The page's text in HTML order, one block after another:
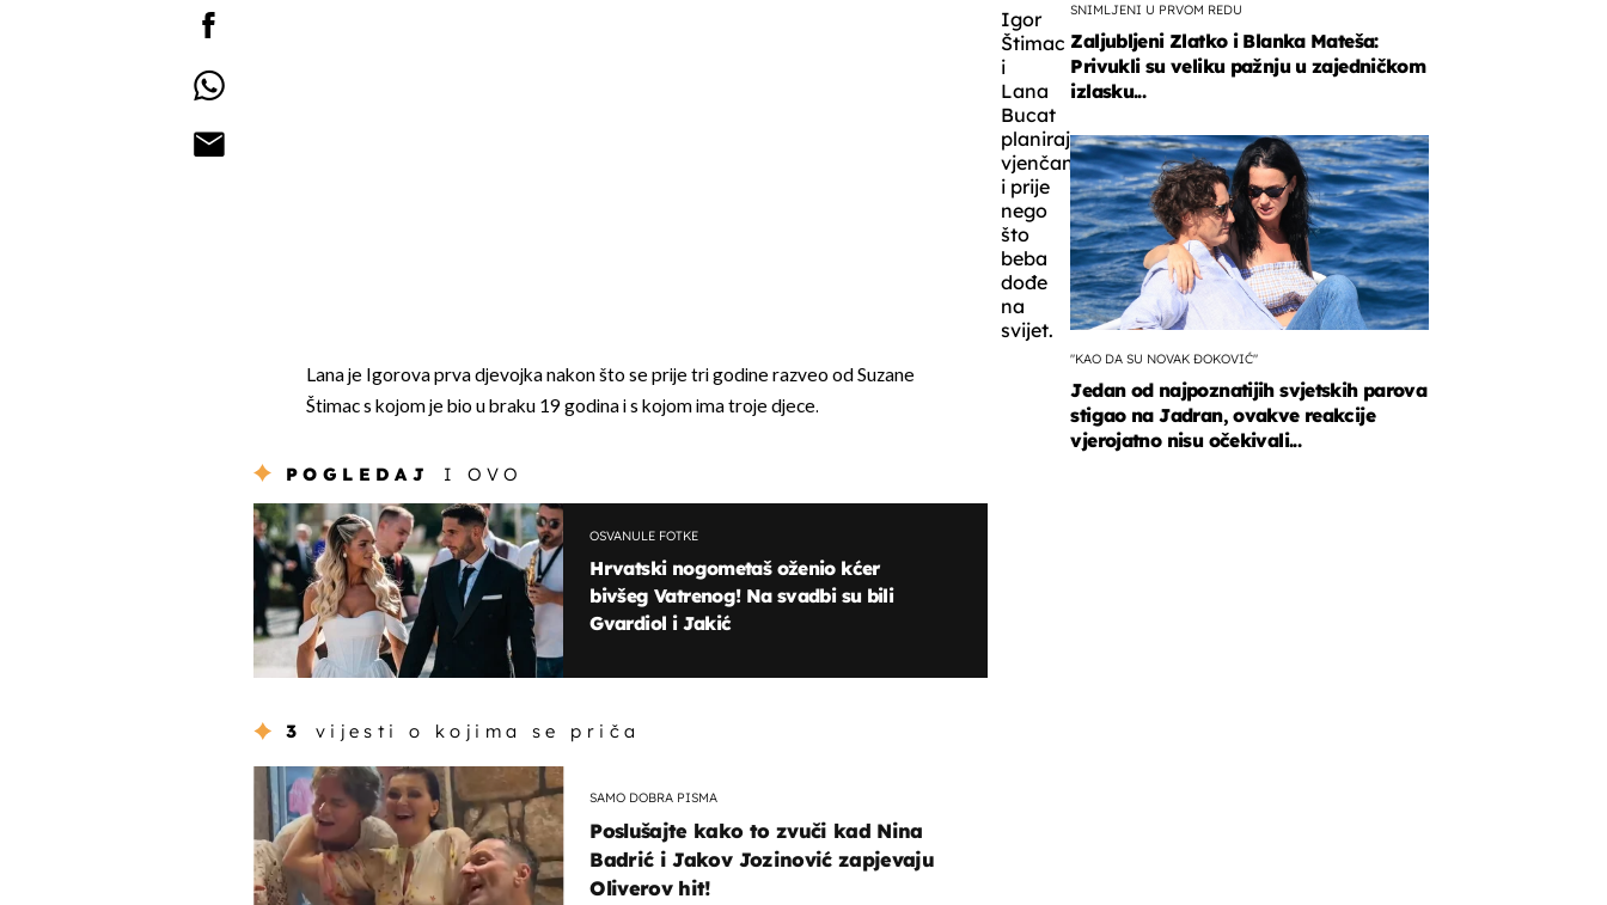
Igor
Štimac
i
Lana
Bucat
planiraju
vjenčanje
i prije
nego
što
beba
dođe
na
svijet.
Lana je Igorova prva djevojka nakon što se prije tri godine razveo od Suzane
Štimac s kojom je bio u braku 19 godina i s kojom ima troje djece.
POGLEDAJ I OVO
OSVANULE FOTKE
Hrvatski nogometaš oženio kćer
bivšeg Vatrenog! Na svadbi su bili
Gvardiol i Jakić
3 vijesti o kojima se priča
SAMO DOBRA PISMA
Poslušajte kako to zvuči kad Nina
Badrić i Jakov Jozinović zapjevaju
Oliverov hit!
SNIMLJENI U PRVOM REDU
Zaljubljeni Zlatko i Blanka Mateša:
Privukli su veliku pažnju u zajedničkom
izlasku...
"KAO DA SU NOVAK ĐOKOVIĆ"
Jedan od najpoznatijih svjetskih parova
stigao na Jadran, ovakve reakcije
vjerojatno nisu očekivali...